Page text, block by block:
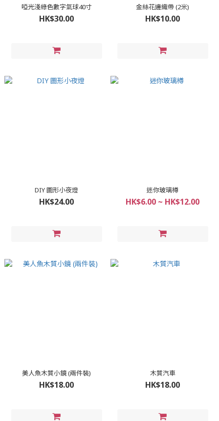
啞光淺綠色數字氣球40寸
HK$30.00
金絲花邊織帶 (2米)
HK$10.00
DIY 圖形小夜燈
HK$24.00
迷你玻璃樽
HK$6.00 ~ HK$12.00
美人魚木質小鏡 (兩件裝)
HK$18.00
木質汽車
HK$18.00